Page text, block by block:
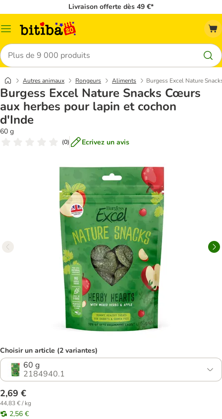
Livraison offerte dès 49 €*
Menu
Rechercher
Autres animaux Rongeurs Aliments Burgess Excel Nature
Burgess Excel Nature Snacks Cœurs
aux herbes pour lapin et cochon
d'Inde
60 g
(0) Ecrivez un avis
Choisir un article (2 variantes)
60 g
2184940.1
2,69 €
44,83 € / kg
2,56 €